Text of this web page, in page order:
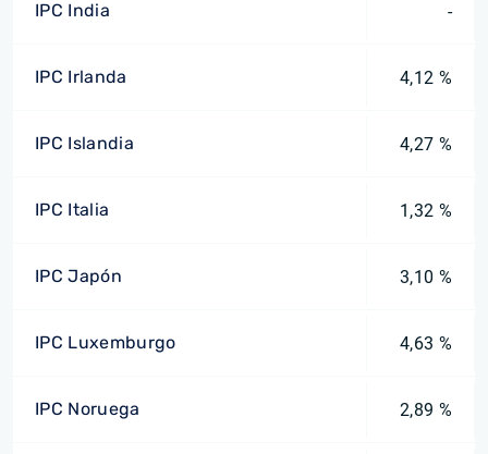
IPC India -
IPC Irlanda 4,12 %
IPC Islandia 4,27 %
IPC Italia 1,32 %
IPC Japón 3,10 %
IPC Luxemburgo 4,63 %
IPC Noruega 2,89 %